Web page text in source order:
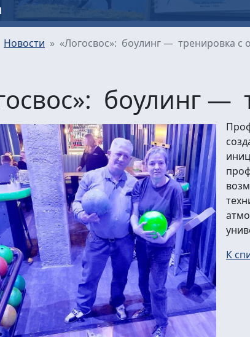
Новости «Логосвос»: боулинг — тренировка с
боулинг —
К